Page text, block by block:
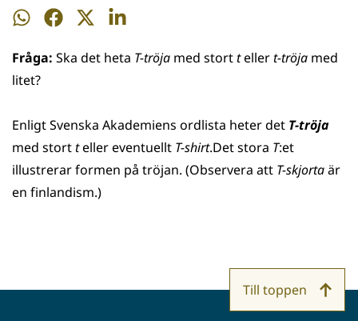
Dela
WhatsApp
Dela
Facebook
Dela
Twitter
Dela
LinkedIn
Fråga: Ska det heta T-tröja med storttellert-tröja med
litet?
Enligt Svenska Akademiens ordlista heter det T-tröja
med stortteller eventuellt T-shirt.Det stora T:et
illustrerar formen på tröjan. (Observera att T-skjortaär
en finlandism.)
Till toppen